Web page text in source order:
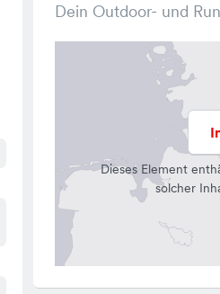
Dein Outdoor- und
Dieses Element
solcher